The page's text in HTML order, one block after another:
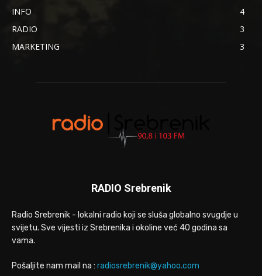
INFO
4
RADIO
3
MARKETING
3
RADIO Srebrenik
Radio Srebrenik - lokalni radio koji se sluša globalno svugdje u
svijetu. Sve vijesti iz Srebrenika i okoline već 40 godina sa
vama.
Pošaljite nam mail na : radiosrebrenik@yahoo.com